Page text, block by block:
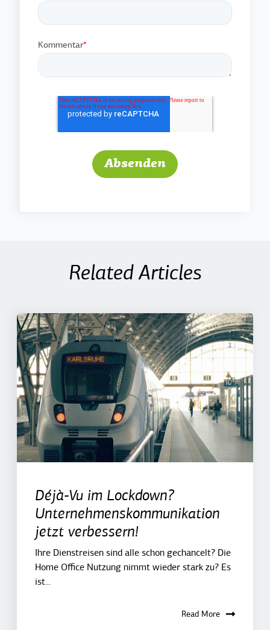
Kommentar*
Related Articles
Déjà-Vu im Lockdown?
Unternehmenskommunikation
jetzt verbessern!
Ihre Dienstreisen sind alle schon gechancelt? Die
Home Office Nutzung nimmt wieder stark zu? Es
ist...
Read More